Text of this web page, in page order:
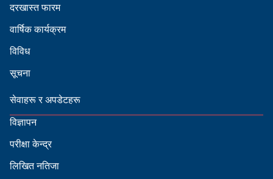
दरखास्त फारम
वार्षिक कार्यक्रम
विविध
सूचना
सेवाहरू र अपडेटहरू
विज्ञापन
परीक्षा केन्द्र
लिखित नतिजा